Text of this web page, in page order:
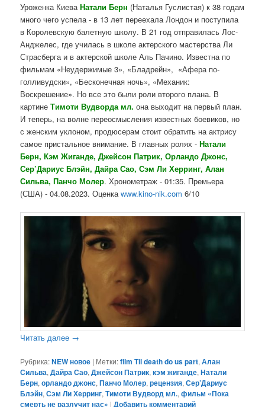
Уроженка КиеваНатали Берн (Наталья Гуслистая) к 38 годам
много чего успела - в 13 лет переехала Лондон и поступила
в Королевскую балетную школу. В 21 год отправилась Лос-
Анджелес, где училась в школе актерского мастерства Ли
Страсберга и в актерской школе Аль Пачино. Известна по
фильмам «Неудержимые 3», «Бладрейн», «Афера по-
голливудски», «Бесконечная ночь», «Механик:
Воскрешение». Но все это были роли второго плана. В
картинеТимоти Вудворда мл.она выходит на первый план.
И теперь, на волне переосмысления известных боевиков, но
с женским уклоном, продюсерам стоит обратить на актрису
самое пристальное внимание. В главных ролях -Натали
Берн, Кэм Жиганде, Джейсон Патрик, Орландо Джонс,
Сер’Дариус Блэйн, Дайра Сао, Сэм Ли Херринг, Алан
Сильва, Панчо Молер. Хронометраж - 01:35. Премьера
(США) - 04.08.2023. Оценкаwww.kino-nik.com 6/10
Читать далее →
Рубрика:NEW новое | Метки:film Til death do us part,Алан
Сильва,Дайра Сао,Джейсон Патрик,кэм жиганде,Натали
Берн,орландо джонс,Панчо Молер,рецензия,Сер’Дариус
Блэйн,Сэм Ли Херринг,Тимоти Вудворд мл.,фильм «Пока
смерть не разлучит нас» |Добавить комментарий